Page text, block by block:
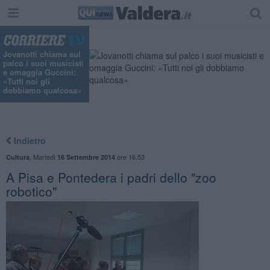
Jovanotti chiama sul
palco i suoi musicisti
e omaggia Guccini:
«Tutti noi gli
dobbiamo qualcosa»
Indietro
Cultura Martedì 16 Settembre 2014ore 16:53
A Pisa e Pontedera i padri dello "zoo
robotico"